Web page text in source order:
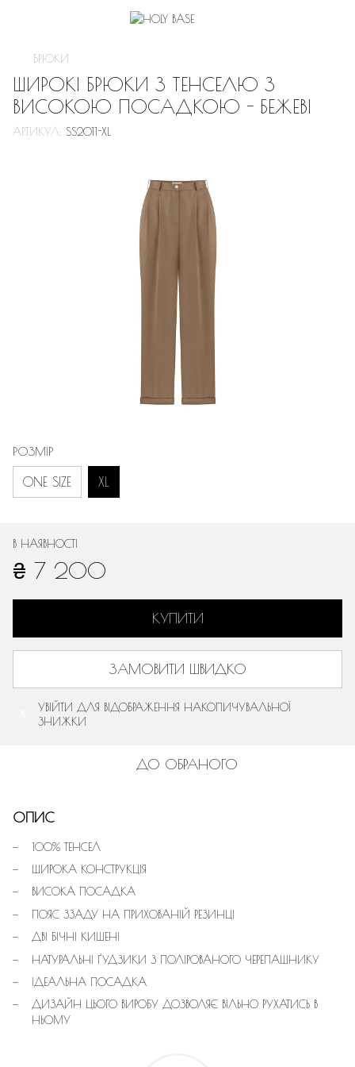
БРЮКИ
ШИРОКІ БРЮКИ З ТЕНСЕЛЮ З
ВИСОКОЮ ПОСАДКОЮ - БЕЖЕВІ
АРТИКУЛ: SS2011-XL
РОЗМІР
ONE SIZE XL
В НАЯВНОСТІ
₴ 7 200
КУПИТИ
ЗАМОВИТИ ШВИДКО
УВІЙТИ ДЛЯ ВІДОБРАЖЕННЯ НАКОПИЧУВАЛЬНОЇ
ЗНИЖКИ
ДО ОБРАНОГО
ОПИС
100% ТЕНСЕЛ
ШИРОКА КОНСТРУКЦІЯ
ВИСОКА ПОСАДКА
ПОЯС ЗЗАДУ НА ПРИХОВАНІЙ РЕЗИНЦІ
ДВІ БІЧНІ КИШЕНІ
НАТУРАЛЬНІ ҐУДЗИКИ З ПОЛІРОВАНОГО ЧЕРЕПАШНИКУ
ІДЕАЛЬНА ПОСАДКА
ДИЗАЙН ЦЬОГО ВИРОБУ ДОЗВОЛЯЄ ВІЛЬНО РУХАТИСЬ В
НЬОМУ